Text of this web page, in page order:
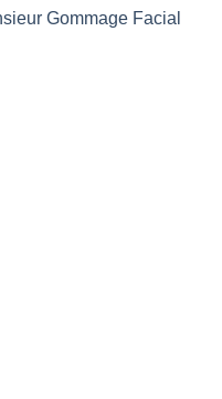
Gommage Facial